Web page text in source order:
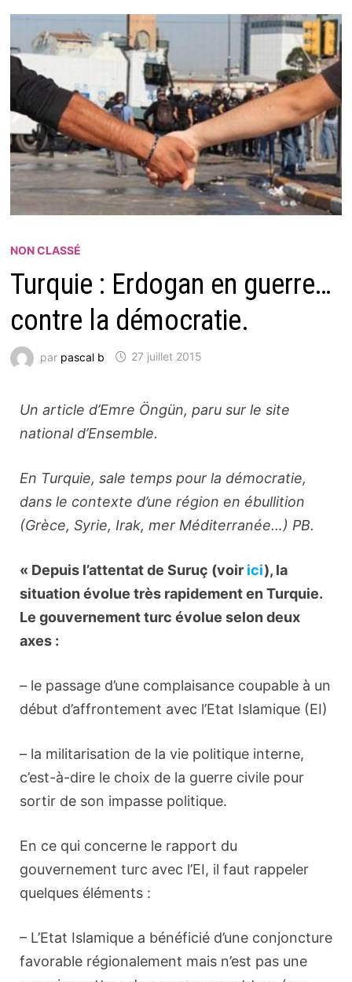
NON CLASSÉ
Turquie : Erdogan en guerre…
contre la démocratie.
par pascal b 27 juillet 2015
Un article d’Emre Öngün, paru sur le site
national d’Ensemble.
En Turquie, sale temps pour la démocratie,
dans le contexte d’une région en ébullition
(Grèce, Syrie, Irak, mer Méditerranée…) PB.
« Depuis l’attentat de Suruç (voir ici), la
situation évolue très rapidement en Turquie.
Le gouvernement turc évolue selon deux
axes :
– le passage d’une complaisance coupable à un
début d’affrontement avec l’Etat Islamique (EI)
– la militarisation de la vie politique interne,
c’est-à-dire le choix de la guerre civile pour
sortir de son impasse politique.
En ce qui concerne le rapport du
gouvernement turc avec l’EI, il faut rappeler
quelques éléments :
– L’Etat Islamique a bénéficié d’une conjoncture
favorable régionalement mais n’est pas une